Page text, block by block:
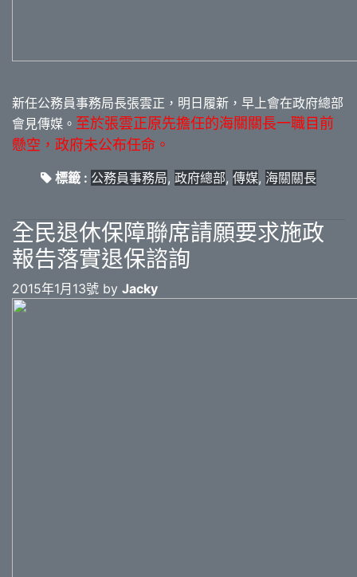
新任公務員事務局長張雲正，明日履新，早上會在政府總部
會見傳媒。 至於張雲正原先擔任的海關關長一職目前
懸空，政府未公布任命。
標籤 : 公務員事務局, 政府總部, 傳媒, 海關關長
全民退休保障聯席請願要求施政
報告落實退保諮詢
2015年1月13號 by Jacky